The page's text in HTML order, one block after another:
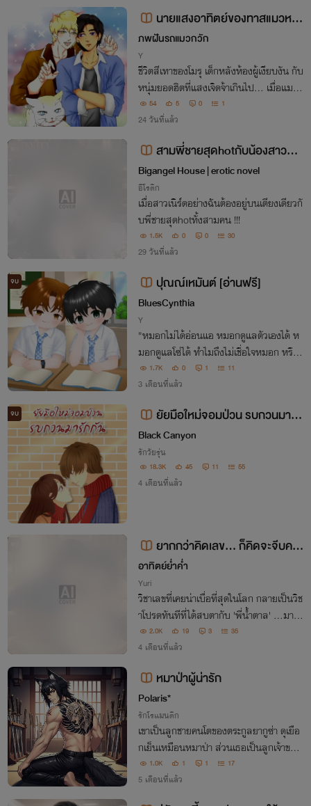
นายแสงอาทิตย์ของทาสแมวหลัง
ห้อง
ภพฝันรถแมวกวัก
Y
ชีวิตสีเทาของโมรุ เด็กหลังห้องผู้เงียบงัน กับ
หนุ่มยอดฮิตที่แสงเจิดจ้าเกินไป... เมื่อแมวตั
วหนึ่งกลายเป็นสะพานเชื่อมสองหัวใจที่ไม่น่
าจะมาบรรจบกันได้เลย มิตรภาพ (หรือมากก
ว่านั้น?) กำลังจะเกิดขึ้นกันนะ
54 5 0 1
24 วันที่แล้ว
สามพี่ชายสุดhotกับน้องสาวสุดเ
นิร์ด
Bigangel House | erotic novel
อีโรติก
เมื่อสาวเนิร์ดอย่างฉันต้องอยู่บนเตียงเดียวกั
บพี่ชายสุดhotทั้งสามคน !!!
1.5K 0 0 30
29 วันที่แล้ว
จบ ปุณณ์เหมันต์ [อ่านฟรี]
BluesCynthia
Y
"หมอกไม่ได้อ่อนแอ หมอกดูแลตัวเองได้ ห
มอกดูแลโซ่ได้ ทำไมถึงไม่เชื่อใจหมอก หรือห
มอกต้องบังคับโซ่แบบเขาหรอ โซ่ถึงจะยอมห
มอกแบบนั้นบ้าง"
1.7K 0 1 11
3 เดือนที่แล้ว
จบ
ยัยมือใหม่จอมป่วน รบกวนมารัก
กัน (มี E-Book ค่ะ)
Black Canyon
รักวัยรุ่น
18.3K 45 11 55
4 เดือนที่แล้ว
ยากกว่าคิดเลข... ก็คิดจะจีบครู
นี่แหละ!
อาทิตย์ย่ำค่ำ
Yuri
วิชาเลขที่เคยน่าเบื่อที่สุดในโลก กลายเป็นวิช
าโปรดทันทีที่ได้สบตากับ 'พี่น้ำตาล' ...มาร่ว
มเอาใจช่วยเด็กดื้อเงียบในภารกิจปีนกำแพง
หัวใจคุณครูคนสวย งานนี้คำตอบของสมกา
2.0K 19 3 35
4 เดือนที่แล้ว
หมาป่าผู้น่ารัก
Polaris*
รักโรแมนติก
เขาเป็นลูกชายคนโตของตระกูลยากูซ่า ดุเยือ
กเย็นเหมือนหมาป่า ส่วนเธอเป็นลูกเจ้าของ
ร้านอาหารเล็กๆ ที่อ่อนโยนน่ารักเหมือนลูก
แมว จากโลกที่มืดมน สู่โลกสดใสที่มีเธอ เธ
อทำให้เขากลายร่างจากหมาป่าเป็นหมาน้อย
1.0K 1 1 17
5 เดือนที่แล้ว